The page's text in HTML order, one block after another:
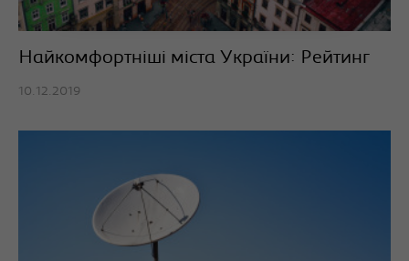
Найкомфортніші міста України: Рейтинг
10.12.2019